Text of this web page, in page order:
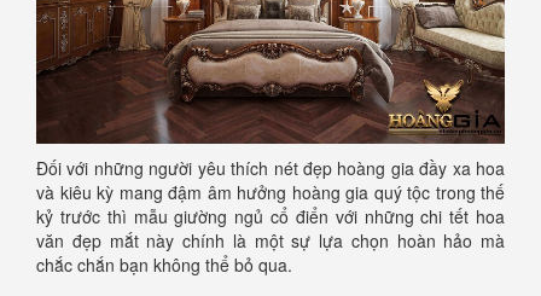
Đối với những người yêu thích nét đẹp hoàng gia đầy xa hoa
và kiêu kỳ mang đậm âm hưởng hoàng gia quý tộc trong thế
kỷ trước thì mẫu giường ngủ cổ điển với những chi tết hoa
văn đẹp mắt này chính là một sự lựa chọn hoàn hảo mà
chắc chắn bạn không thể bỏ qua.